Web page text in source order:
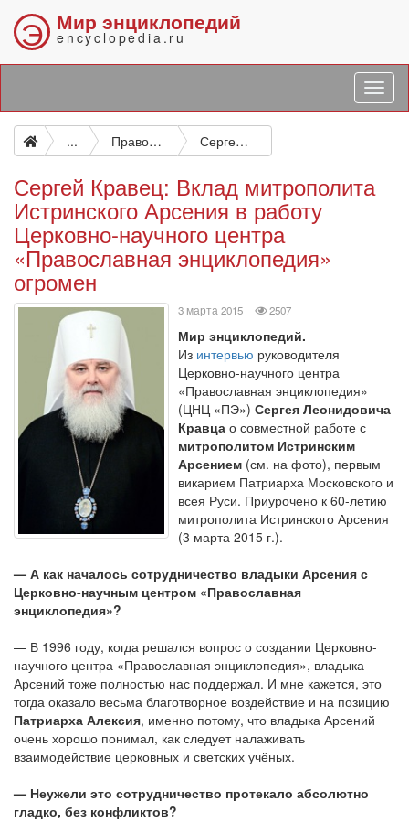
Э Мир энциклопедий
encyclopedia.ru
... Православная энциклопедия Сергей Кравец: Вклад митрополита Истринского Арсения в работу Церковно-научного центра «Православная энциклопедия» огромен
Сергей Кравец: Вклад митрополита
Истринского Арсения в работу
Церковно-научного центра
«Православная энциклопедия»
огромен
3 марта 2015 просмотров
2507
Мир энциклопедий.
Из интервью руководителя
Церковно-научного центра
«Православная энциклопедия»
(ЦНЦ «ПЭ») Сергея Леонидовича
Кравца о совместной работе с
митрополитом Истринским
Арсением (см. на фото), первым
викарием Патриарха Московского и
всея Руси. Приурочено к 60-летию
митрополита Истринского Арсения
(3 марта 2015 г.).
— А как началось сотрудничество владыки Арсения с
Церковно-научным центром «Православная
энциклопедия»?
— В 1996 году, когда решался вопрос о создании Церковно-
научного центра «Православная энциклопедия», владыка
Арсений тоже полностью нас поддержал. И мне кажется, это
тогда оказало весьма благотворное воздействие и на позицию
Патриарха Алексия, именно потому, что владыка Арсений
очень хорошо понимал, как следует налаживать
взаимодействие церковных и светских учёных.
— Неужели это сотрудничество протекало абсолютно
гладко, без конфликтов?